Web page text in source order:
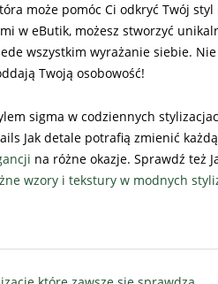
może pomóc Ci odkryć Twój
w eButik, możesz stworzyć
wszystkim wyrażanie siebie.
Twoją osobowość!
sigma w codziennych
Jak detale potrafią zmienić
na różne okazje. Sprawdź też
wzory i tekstury w modnych